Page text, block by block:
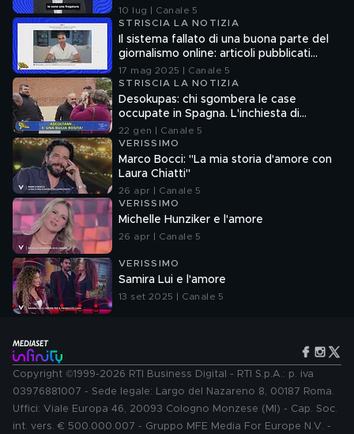
10 lug | Canale 5
STRISCIA LA NOTIZIA
Il sistema fallato di una buona parte del
giornalismo online: articoli pubblicati
senza la verifica delle fonti
17 mag 2025 | Canale 5
STRISCIA LA NOTIZIA
Desokupas: chi sgombera le case
occupate in Spagna. L'inchiesta di
Francesco Mazza
22 gen | Canale 5
VERISSIMO
Marco Bocci: "La mia storia d'amore con
Laura Chiatti"
26 apr | Canale 5
VERISSIMO
Michelle Hunziker e l'amore
26 apr | Canale 5
VERISSIMO
Samira Lui e l'amore
13 set 2025 | Canale 5
Copyright ©1999-2026 RTI Business Digital - RTI S.p.A.: p. iva
03976881007 - Sede legale: Largo del Nazareno 8, 00187 Roma.
Uffici: Viale Europa 46, 20093 Cologno Monzese (MI) - Cap. Soc.
int. vers. € 500.000.007 - Gruppo MFE Media For Europe N.V. -